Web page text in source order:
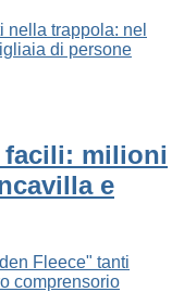
nella trappola: nel
di persone
milioni
e
Fleece" tanti
comprensorio